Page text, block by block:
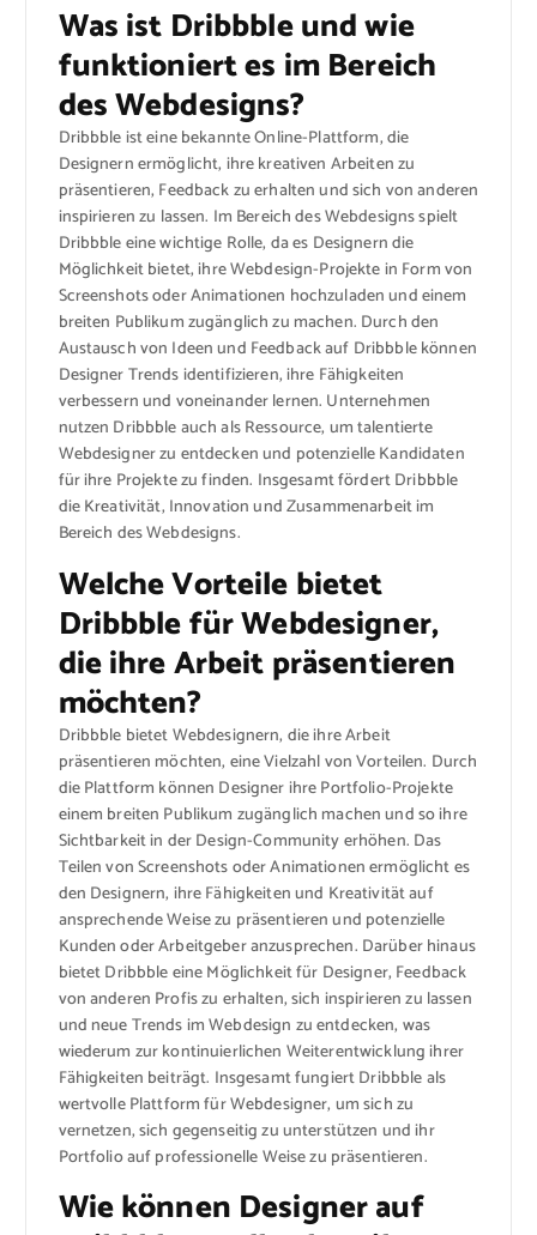
Was ist Dribbble und wie
funktioniert es im Bereich
des Webdesigns?
Dribbble ist eine bekannte Online-Plattform, die
Designern ermöglicht, ihre kreativen Arbeiten zu
präsentieren, Feedback zu erhalten und sich von anderen
inspirieren zu lassen. Im Bereich des Webdesigns spielt
Dribbble eine wichtige Rolle, da es Designern die
Möglichkeit bietet, ihre Webdesign-Projekte in Form von
Screenshots oder Animationen hochzuladen und einem
breiten Publikum zugänglich zu machen. Durch den
Austausch von Ideen und Feedback auf Dribbble können
Designer Trends identifizieren, ihre Fähigkeiten
verbessern und voneinander lernen. Unternehmen
nutzen Dribbble auch als Ressource, um talentierte
Webdesigner zu entdecken und potenzielle Kandidaten
für ihre Projekte zu finden. Insgesamt fördert Dribbble
die Kreativität, Innovation und Zusammenarbeit im
Bereich des Webdesigns.
Welche Vorteile bietet
Dribbble für Webdesigner,
die ihre Arbeit präsentieren
möchten?
Dribbble bietet Webdesignern, die ihre Arbeit
präsentieren möchten, eine Vielzahl von Vorteilen. Durch
die Plattform können Designer ihre Portfolio-Projekte
einem breiten Publikum zugänglich machen und so ihre
Sichtbarkeit in der Design-Community erhöhen. Das
Teilen von Screenshots oder Animationen ermöglicht es
den Designern, ihre Fähigkeiten und Kreativität auf
ansprechende Weise zu präsentieren und potenzielle
Kunden oder Arbeitgeber anzusprechen. Darüber hinaus
bietet Dribbble eine Möglichkeit für Designer, Feedback
von anderen Profis zu erhalten, sich inspirieren zu lassen
und neue Trends im Webdesign zu entdecken, was
wiederum zur kontinuierlichen Weiterentwicklung ihrer
Fähigkeiten beiträgt. Insgesamt fungiert Dribbble als
wertvolle Plattform für Webdesigner, um sich zu
vernetzen, sich gegenseitig zu unterstützen und ihr
Portfolio auf professionelle Weise zu präsentieren.
Wie können Designer auf